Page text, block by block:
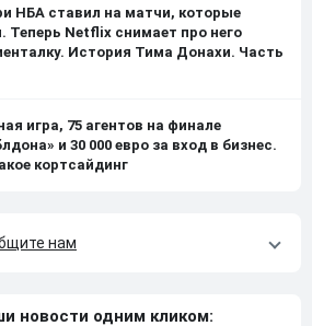
НБА ставил на матчи, которые
Теперь Netflix снимает про него
История Тима Донахи. Часть
игра, 75 агентов на финале
и 30 000 евро за вход в бизнес.
кортсайдинг
нам
новости одним кликом: